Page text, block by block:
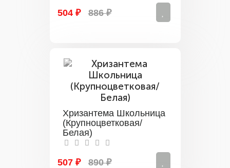
504 ₽ 886 ₽
Хризантема Школьница
(Крупноцветковая/
Белая)
507 ₽ 890 ₽